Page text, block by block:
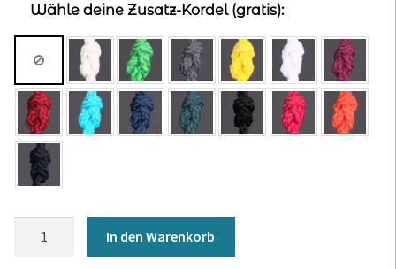
Wähle deine Zusatz-Kordel (gratis):
In den Warenkorb